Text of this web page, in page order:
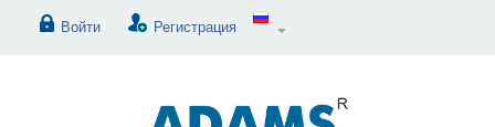
Войти Регистрация